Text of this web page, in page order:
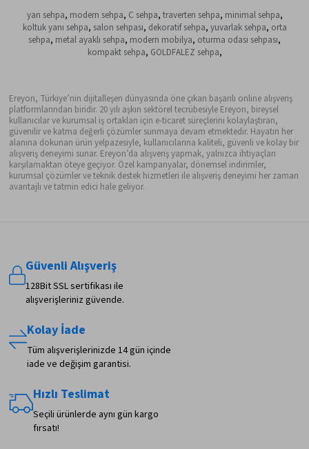
yan sehpa, modern sehpa, C sehpa, traverten sehpa, minimal sehpa,
koltuk yanı sehpa, salon sehpası, dekoratif sehpa, yuvarlak sehpa, orta
sehpa, metal ayaklı sehpa, modern mobilya, oturma odası sehpası,
kompakt sehpa, GOLDFALEZ sehpa,
Ereyon, Türkiye’nin dijitalleşen dünyasında öne çıkan başarılı online alışveriş
platformlarından biridir. 20 yılı aşkın sektörel tecrübesiyle Ereyon, bireysel
kullanıcılar ve kurumsal iş ortakları için e-ticaret süreçlerini kolaylaştıran,
güvenilir ve katma değerli çözümler sunmaya devam etmektedir. Hayatın her
alanına dokunan ürün yelpazesiyle, kullanıcılarına kaliteli, güvenli ve kolay bir
alışveriş deneyimi sunar. Ereyon’da alışveriş yapmak, yalnızca ihtiyaçları
karşılamaktan öteye geçiyor. Özel kampanyalar, dönemsel indirimler,
kurumsal çözümler ve teknik destek hizmetleri ile alışveriş deneyimi her zaman
avantajlı ve tatmin edici hale geliyor.
Güvenli Alışveriş
128Bit SSL sertifikası ile
alışverişleriniz güvende.
Kolay İade
Tüm alışverişlerinizde 14 gün içinde
iade ve değişim garantisi.
Hızlı Teslimat
Seçili ürünlerde aynı gün kargo
fırsatı!